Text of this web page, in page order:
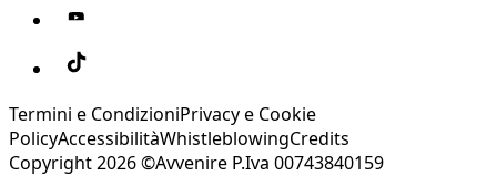
Termini e CondizioniPrivacy e Cookie
PolicyAccessibilitàWhistleblowingCredits
Copyright 2026 ©Avvenire P.Iva 00743840159